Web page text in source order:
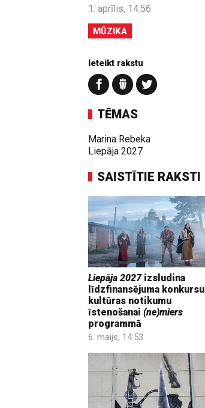
1. aprīlis, 14:56
MŪZIKA
Ieteikt rakstu
TĒMAS
Marina Rebeka
Liepāja 2027
SAISTĪTIE RAKSTI
Liepāja 2027izsludina
līdzfinansējuma konkursu
kultūras notikumu
īstenošanai (ne)miers
programmā
6. maijs, 14:53